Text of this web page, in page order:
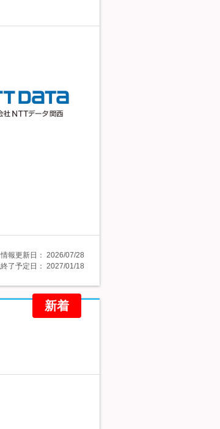
情報更新日： 2026/07/28
了予定日： 2027/01/18
新着